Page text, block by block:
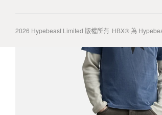
2026 Hypebeast Limited 版權所有 HBX® 為